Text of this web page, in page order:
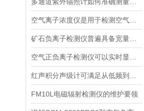
FM10L电磁辐射检测仪的维护要领